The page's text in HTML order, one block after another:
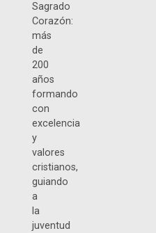
Sagrado
Corazón:
más
de
200
años
formando
con
excelencia
y
valores
cristianos,
guiando
a
la
juventud